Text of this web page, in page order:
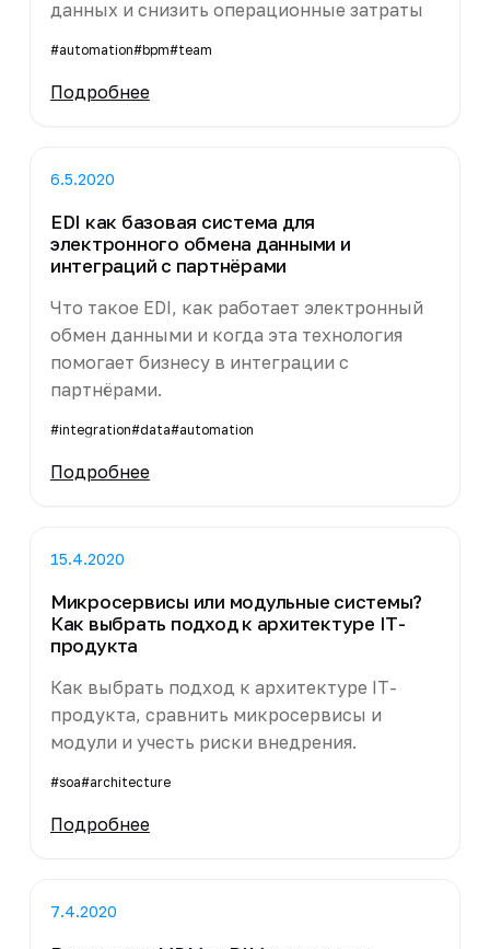
данных и снизить операционные затраты
#automation#bpm#team
Подробнее
6.5.2020
EDI как базовая система для
электронного обмена данными и
интеграций с партнёрами
Что такое EDI, как работает электронный
обмен данными и когда эта технология
помогает бизнесу в интеграции с
партнёрами.
#integration#data#automation
Подробнее
15.4.2020
Микросервисы или модульные системы?
Как выбрать подход к архитектуре IT-
продукта
Как выбрать подход к архитектуре IT-
продукта, сравнить микросервисы и
модули и учесть риски внедрения.
#soa#architecture
Подробнее
7.4.2020